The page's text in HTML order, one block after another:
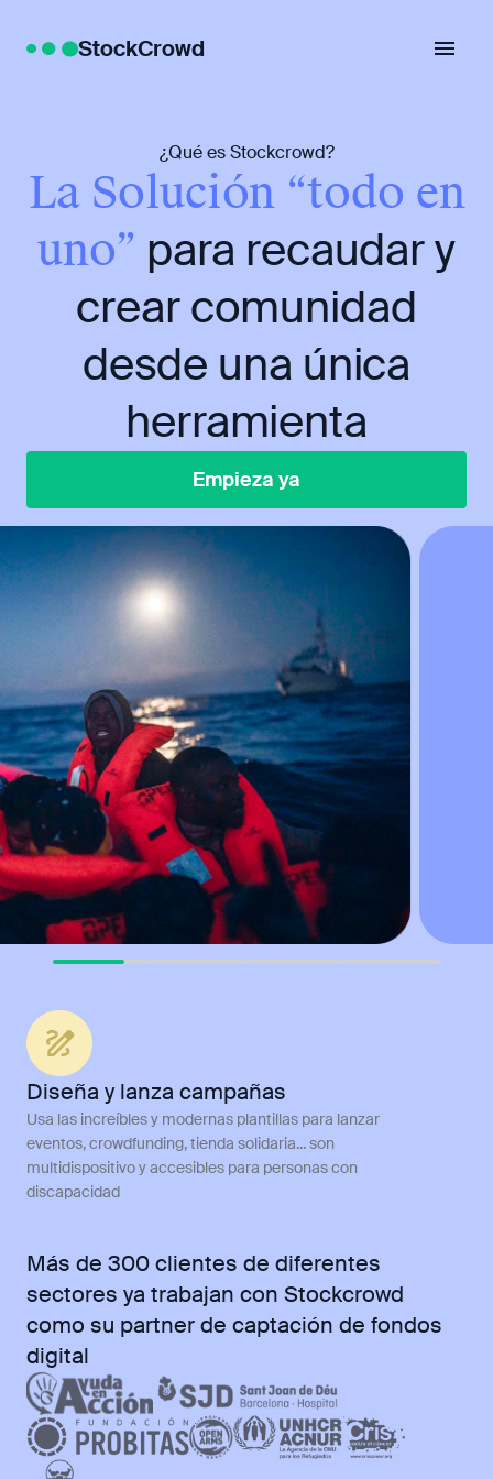
StockCrowd
¿Qué es Stockcrowd?
La Solución “todo en
uno” para recaudar y
crear comunidad
desde una única
herramienta
Empieza ya
Diseña y lanza campañas
Usa las increíbles y modernas plantillas para lanzar
eventos, crowdfunding, tienda solidaria... son
multidispositivo y accesibles para personas con
discapacidad
Más de 300 clientes de diferentes
sectores ya trabajan con Stockcrowd
como su partner de captación de fondos
digital